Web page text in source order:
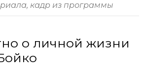
кадр из программы
о личной жизни